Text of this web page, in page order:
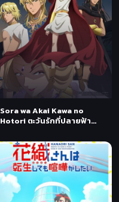
Sora wa Akai Kawa no
Hotori ตะวันรักที่ปลายฟ้า